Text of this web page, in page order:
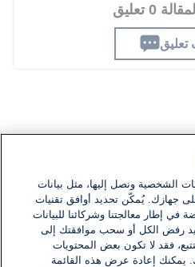
0 تعليق
الآن. كن الأول!
الشخصية ونصل إليها، مثل بيانات
جهازك. يُمكّن تحديد أوافق تقنيات
في إطار معالجتنا وشركائنا للبيانات
رفض الكل أو سحب موافقتك إلى
فقد لا تكون بعض المحتويات
يمكنك إعادة عرض هذه القائمة